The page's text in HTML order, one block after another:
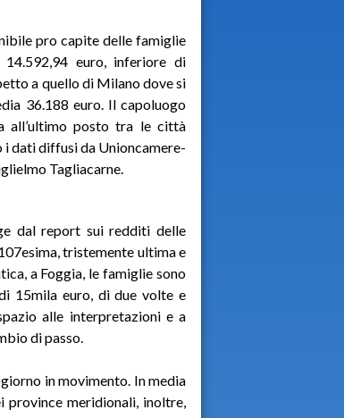
pro capite delle famiglie
euro, inferiore di
a quello di Milano dove si
36.188 euro. Il capoluogo
all’ultimo posto tra le città
i dati diffusi da Unioncamere-
Tagliacarne.
dal report sui redditi delle
tristemente ultima e
a Foggia, le famiglie sono
15mila euro, di due volte e
alle interpretazioni e a
di passo.
in movimento. In media
province meridionali, inoltre,